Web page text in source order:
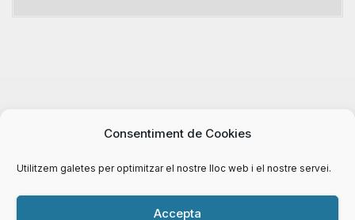
Consentiment de Cookies
Utilitzem galetes per optimitzar el nostre lloc web i el nostre servei.
Accepta
Proudly powered by WordPress|Theme: